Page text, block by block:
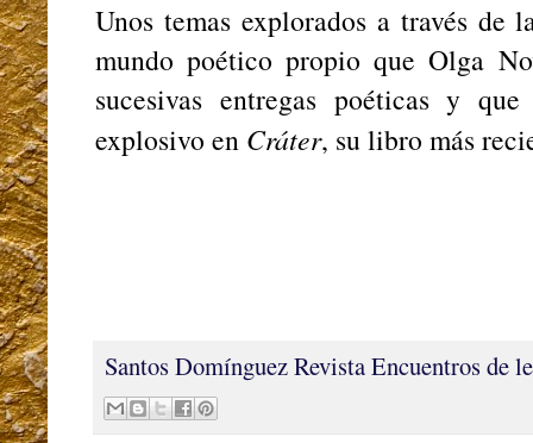
Unos temas explorados a través de
mundo poético propio que Olga
sucesivas entregas poéticas y
explosivo en Cráter, su libro más
Santos DomínguezRevista Encuentros de